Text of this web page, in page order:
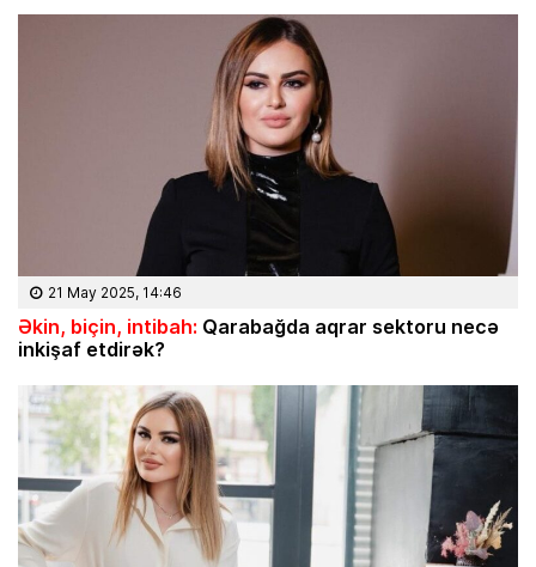
21 May 2025, 14:46
Əkin, biçin, intibah: Qarabağda aqrar sektoru necə
inkişaf etdirək?